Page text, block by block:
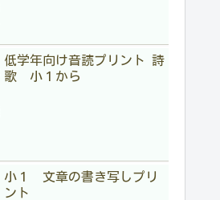
低学年向け音読プリント 詩
歌 小１から
小１ 文章の書き写しプリ
ント